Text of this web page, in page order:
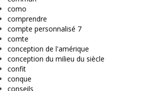
como
comprendre
compte personnalisé 7
comte
conception de l'amérique
conception du milieu du siècle
confit
conque
conseils